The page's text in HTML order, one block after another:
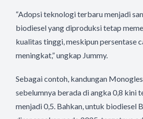
“Adopsi teknologi terbaru menjadi
biodiesel yang diproduksi tetap
kualitas tinggi, meskipun persentase
meningkat,” ungkap Jummy.
Sebagai contoh, kandungan
sebelumnya berada di angka 0,8 kini
menjadi 0,5. Bahkan, untuk biodiesel